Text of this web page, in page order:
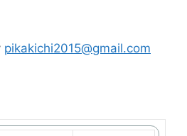
pikakichi2015@gmail.com